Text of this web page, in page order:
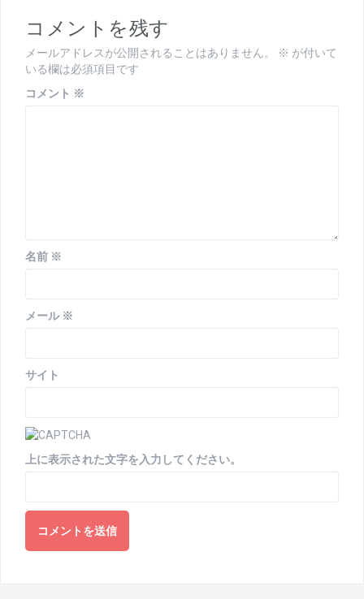
ゲ
ー
シ
ョ
コメントを残す
メールアドレスが公開されることはありません。 ※ が付いて
いる欄は必須項目です
コメント ※
名前 ※
メール ※
サイト
上に表示された文字を入力してください。